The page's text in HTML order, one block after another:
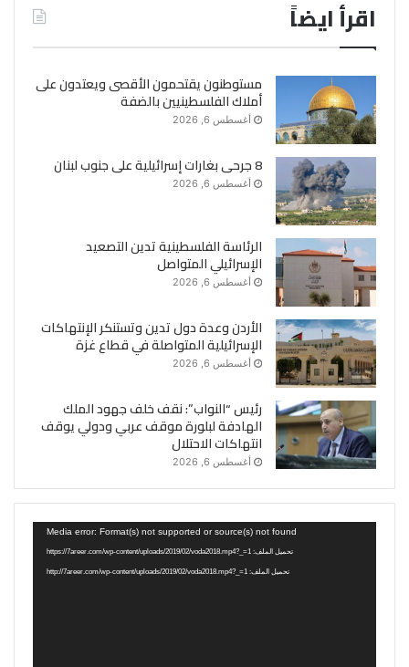
اقرأ ايضاً
مستوطنون يقتحمون الأقصى ويعتدون على
أملاك الفلسطينيين بالضفة
أغسطس 6, 2026
8 جرحى بغارات إسرائيلية على جنوب لبنان
أغسطس 6, 2026
الرئاسة الفلسطينية تدين التصعيد
الإسرائيلي المتواصل
أغسطس 6, 2026
الأردن وعدة دول تدين وتستنكر الإنتهاكات
الإسرائيلية المتواصلة في قطاع غزة
أغسطس 6, 2026
رئيس “النواب”: نقف خلف جهود الملك
الهادفة لبلورة موقف عربي ودولي يوقف
انتهاكات الاحتلال
أغسطس 6, 2026
Media error: Format(s) not supported or source(s) not found
تحميل الملف: https://7areer.com/wp-content/uploads/2019/02/voda2018.mp4?_=1
تحميل الملف: http://7areer.com/wp-content/uploads/2019/02/voda2018.mp4?_=1